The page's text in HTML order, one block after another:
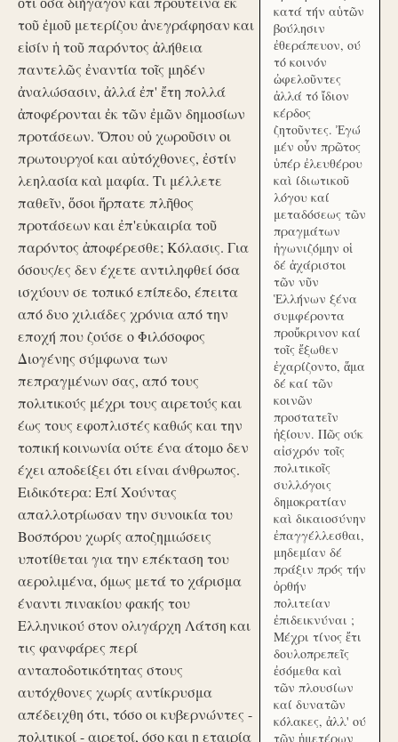
τοῦ ἐμοῦ μετερίζου ἀνεγράφησαν και
εἰσίν ἡ τοῦ παρόντος ἀλήθεια
παντελῶς ἐναντία τοῖς μηδέν
ἀναλώσασιν, ἀλλά ἐπ' ἔτη πολλά
ἀποφέρονται ἐκ τῶν ἐμῶν δημοσίων
προτάσεων. Ὅπου οὐ χωροῦσιν οι
πρωτουργοί και αὐτόχθονες, ἐστίν
λεηλασία καὶ μαφία. Τι μέλλετε
παθεῖν, ὅσοι ἥρπατε πλῆθος
προτάσεων και ἐπ'εὐκαιρία τοῦ
παρόντος ἀποφέρεσθε; Κόλασις. Για
όσους/ες δεν έχετε αντιληφθεί όσα
ισχύουν σε τοπικό επίπεδο, έπειτα
από δυο χιλιάδες χρόνια από την
εποχή που ζούσε ο Φιλόσοφος
Διογένης σύμφωνα των
πεπραγμένων σας, από τους
πολιτικούς μέχρι τους αιρετούς και
έως τους εφοπλιστές καθώς και την
τοπική κοινωνία ούτε ένα άτομο δεν
έχει αποδείξει ότι είναι άνθρωπος.
Ειδικότερα: Επί Χούντας
απαλλοτρίωσαν την συνοικία του
Βοσπόρου χωρίς αποζημιώσεις
υποτίθεται για την επέκταση του
αερολιμένα, όμως μετά το χάρισμα
έναντι πινακίου φακής του
Ελληνικού στον ολιγάρχη Λάτση και
τις φανφάρες περί
ανταποδοτικότητας στους
αυτόχθονες χωρίς αντίκρυσμα
απέδειχθη ότι, τόσο οι κυβερνώντες -
πολιτικοί - αιρετοί, όσο και η εταιρία
κατά τήν αὑτῶν
βούλησιν
ἐθεράπευον, ού
τό κοινόν
ὠφελοῦντες
ἀλλά τό ἴδιον
κέρδος
ζητοῦντες. Ἐγώ
μέν οὖν πρῶτος
ὑπέρ ἐλευθέρου
καὶ ίδιωτικοῦ
λόγου καί
μεταδόσεως τῶν
πραγμάτων
ἠγωνιζόμην οἱ
δέ ἀχάριστοι
τῶν νῦν
Ἑλλήνων ξένα
συμφέροντα
προὔκρινον καί
τοῖς ἔξωθεν
ἐχαρίζοντο, ἅμα
δέ καί τῶν
κοινῶν
προστατεῖν
ἠξίουν. Πῶς ούκ
αἰσχρόν τοῖς
πολιτικοῖς
συλλόγοις
δημοκρατίαν
καὶ δικαιοσύνην
ἐπαγγέλλεσθαι,
μηδεμίαν δέ
πράξιν πρός τήν
ὀρθήν
πολιτείαν
ἐπιδεικνύναι ;
Μέχρι τίνος ἔτι
δουλοπρεπεῖς
ἐσόμεθα καὶ
τῶν πλουσίων
καί δυνατῶν
κόλακες, ἀλλ' ού
τῶν ἡμετέρων